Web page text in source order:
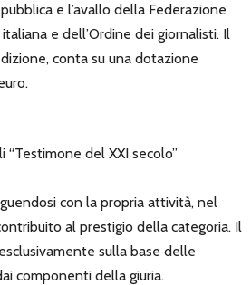
e l’avallo della Federazione
e dell’Ordine dei giornalisti. Il
conta su una dotazione
del XXI secolo”
con la propria attività, nel
al prestigio della categoria. Il
sulla base delle
componenti della giuria.